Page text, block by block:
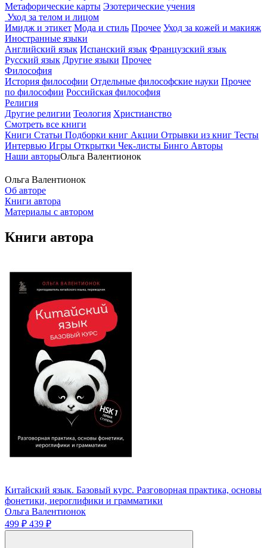
Метафорические карты Эзотерические учения
Уход за телом и лицом
Имидж и этикет Мода и стиль Прочее Уход за кожей и макияж
Иностранные языки
Английский язык Испанский язык Французский язык
Русский язык Другие языки Прочее
Философия
История философии Отдельные философские науки Прочее
по философии Российская философия
Религия
Другие религии Теология Христианство
Смотреть все книги
Книги Статьи Подборки книг Акции Отрывки из книг Тесты
Интервью Игры Открытки Чек-листы Бинго Авторы
Наши авторыОльга Валентионок
Ольга Валентионок
Об авторе
Книги автора
Материалы с автором
Книги автора
Китайский язык. Базовый курс. Разговорная практика, основы
фонетики, иероглифики и грамматики
Ольга Валентионок
499 ₽ 439 ₽